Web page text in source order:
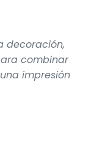
decoración,
combinar
impresión